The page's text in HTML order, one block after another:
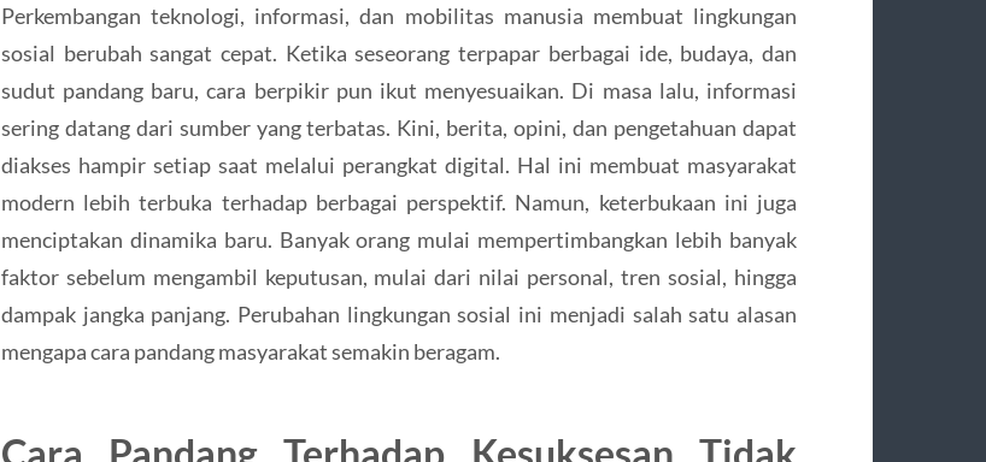
Perkembangan teknologi, informasi, dan mobilitas manusia membuat lingkungan
sosial berubah sangat cepat. Ketika seseorang terpapar berbagai ide, budaya, dan
sudut pandang baru, cara berpikir pun ikut menyesuaikan. Di masa lalu, informasi
sering datang dari sumber yang terbatas. Kini, berita, opini, dan pengetahuan dapat
diakses hampir setiap saat melalui perangkat digital. Hal ini membuat masyarakat
modern lebih terbuka terhadap berbagai perspektif. Namun, keterbukaan ini juga
menciptakan dinamika baru. Banyak orang mulai mempertimbangkan lebih banyak
faktor sebelum mengambil keputusan, mulai dari nilai personal, tren sosial, hingga
dampak jangka panjang. Perubahan lingkungan sosial ini menjadi salah satu alasan
mengapa cara pandang masyarakat semakin beragam.
Cara Pandang Terhadap Kesuksesan Tidak